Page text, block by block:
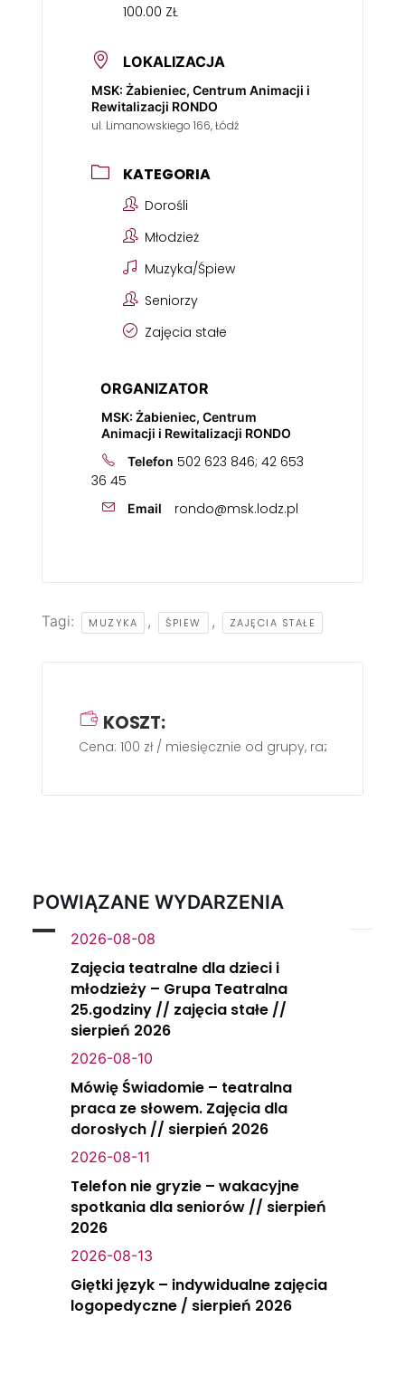
100.00 ZŁ
LOKALIZACJA
MSK: Żabieniec, Centrum Animacji i
Rewitalizacji RONDO
ul. Limanowskiego 166, Łódź
KATEGORIA
Dorośli
Młodzież
Muzyka/Śpiew
Seniorzy
Zajęcia stałe
ORGANIZATOR
MSK: Żabieniec, Centrum
Animacji i Rewitalizacji RONDO
Telefon 502 623 846; 42 653
36 45
Email rondo@msk.lodz.pl
Tagi: MUZYKA , ŚPIEW , ZAJĘCIA STAŁE
KOSZT:
Cena: 100 zł / miesięcznie od grupy, raz w
POWIĄZANE WYDARZENIA
2026-08-08
Zajęcia teatralne dla dzieci i
młodzieży – Grupa Teatralna
25.godziny // zajęcia stałe //
sierpień 2026
2026-08-10
Mówię Świadomie – teatralna
praca ze słowem. Zajęcia dla
dorosłych // sierpień 2026
2026-08-11
Telefon nie gryzie – wakacyjne
spotkania dla seniorów // sierpień
2026
2026-08-13
Giętki język – indywidualne zajęcia
logopedyczne / sierpień 2026